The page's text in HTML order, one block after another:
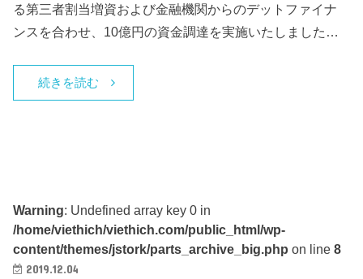
る第三者割当増資および金融機関からのデットファイナ
ンスを合わせ、10億円の資金調達を実施いたしました…
続きを読む
Warning: Undefined array key 0 in
/home/viethich/viethich.com/public_html/wp-
content/themes/jstork/parts_archive_big.php on line8
2019.12.04